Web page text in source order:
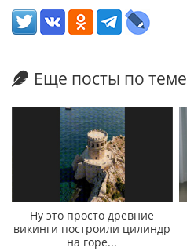
Еще посты по теме
Ну это просто древние
викинги построили цилиндр
на горе...